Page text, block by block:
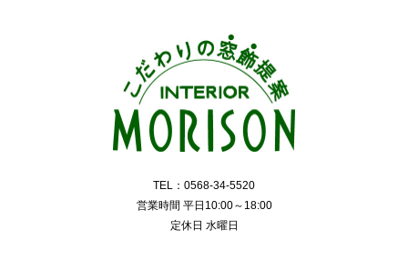
TEL：0568-34-5520
営業時間 平日10:00～18:00
定休日 水曜日